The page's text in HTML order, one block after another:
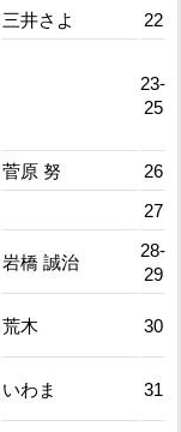
三井さよ
22
23‐
25
菅原 努
26
27
岩橋 誠治
28-
29
荒木 30
いわま 31